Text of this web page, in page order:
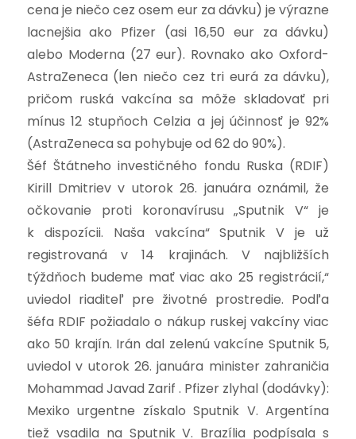
cena je niečo cez osem eur za dávku) je výrazne
lacnejšia ako Pfizer (asi 16,50 eur za dávku)
alebo Moderna (27 eur). Rovnako ako Oxford-
AstraZeneca (len niečo cez tri eurá za dávku),
pričom ruská vakcína sa môže skladovať pri
mínus 12 stupňoch Celzia a jej účinnosť je 92%
(AstraZeneca sa pohybuje od 62 do 90%).
Šéf Štátneho investičného fondu Ruska (RDIF)
Kirill Dmitriev v utorok 26. januára oznámil, že
očkovanie proti koronavírusu „Sputnik V“ je
k dispozícii. Naša vakcína“ Sputnik V je už
registrovaná v 14 krajinách. V najbližších
týždňoch budeme mať viac ako 25 registrácií,“
uviedol riaditeľ pre životné prostredie. Podľa
šéfa RDIF požiadalo o nákup ruskej vakcíny viac
ako 50 krajín. Irán dal zelenú vakcíne Sputnik 5,
uviedol v utorok 26. januára minister zahraničia
Mohammad Javad Zarif . Pfizer zlyhal (dodávky):
Mexiko urgentne získalo Sputnik V. Argentína
tiež vsadila na Sputnik V. Brazília podpísala s